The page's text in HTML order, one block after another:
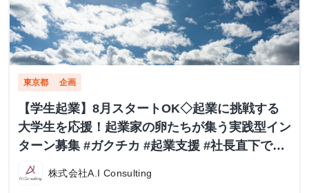
東京都 企画
【学生起業】8月スタートOK◇起業に挑戦する
大学生を応援！起業家の卵たちが集う実践型イン
ターン募集 #ガクチカ #起業支援 #社長直下で経
営を学ぶ
株式会社A.I Consulting